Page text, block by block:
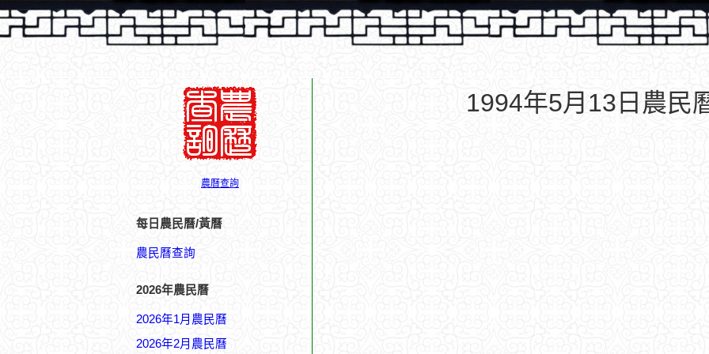
農曆查詢
每日農民曆/黃曆
農民曆查詢
2026年農民曆
2026年1月農民曆
2026年2月農民曆
1994年5月13日農民